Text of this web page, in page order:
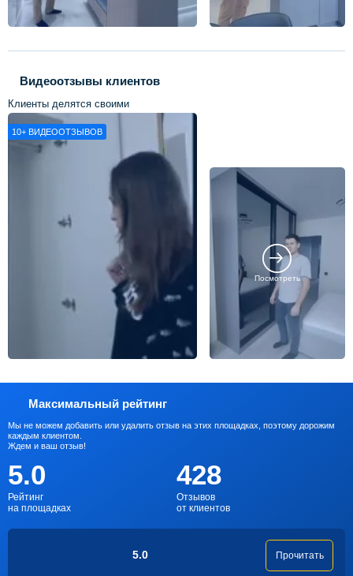
Видеоотзывы клиентов
Клиенты делятся своими
впечатлениями о нашей работе
10+ ВИДЕООТЗЫВОВ
Посмотреть
Максимальный рейтинг
Мы не можем добавить или удалить отзыв на этих площадках, поэтому дорожим
каждым клиентом.
Ждем и ваш отзыв!
5.0
Рейтинг
на площадках
428
Отзывов
от клиентов
5.0 Прочитать